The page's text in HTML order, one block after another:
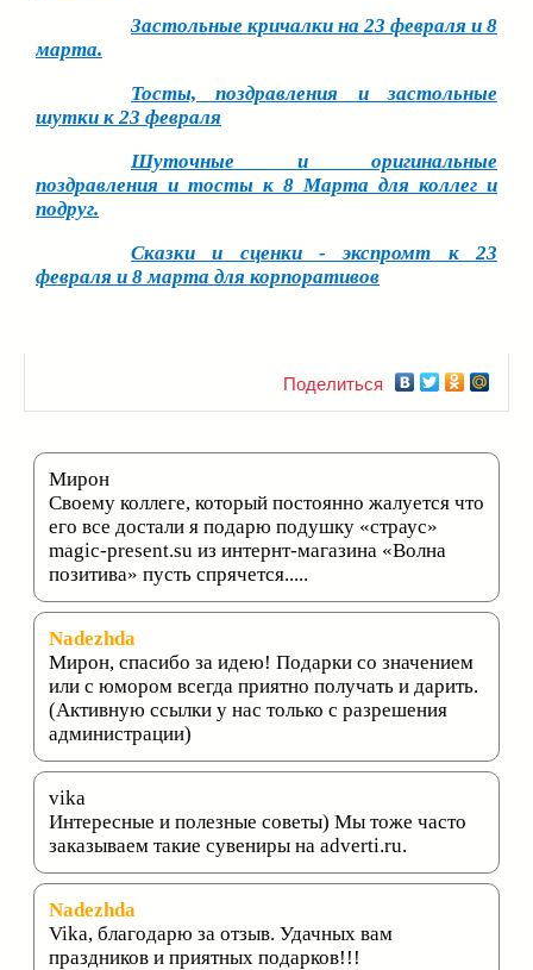
Застольные кричалки на 23 февраля и 8
марта.
Тосты, поздравления и застольные
шутки к 23 февраля
Шуточные и оригинальные
поздравления и тосты к 8 Марта для коллег и
подруг.
Сказки и сценки - экспромт к 23
февраля и 8 марта для корпоративов
Поделиться
Мирон
Своему коллеге, который постоянно жалуется что
его все достали я подарю подушку «страус»
magic-present.su из интернт-магазина «Волна
позитива» пусть спрячется.....
Nadezhda
Мирон, спасибо за идею! Подарки со значением
или с юмором всегда приятно получать и дарить.
(Активную ссылки у нас только с разрешения
администрации)
vika
Интересные и полезные советы) Мы тоже часто
заказываем такие сувениры на adverti.ru.
Nadezhda
Vika, благодарю за отзыв. Удачных вам
праздников и приятных подарков!!!